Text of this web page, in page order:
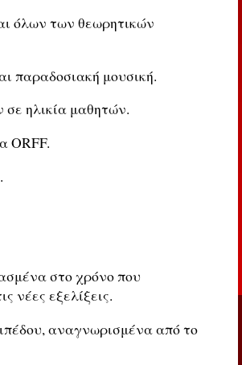
όλων των θεωρητικών
παραδοσιακή μουσική.
σε ηλικία μαθητών.
ORFF.
στο χρόνο που
νέες εξελίξεις.
αναγνωρισμένα από το